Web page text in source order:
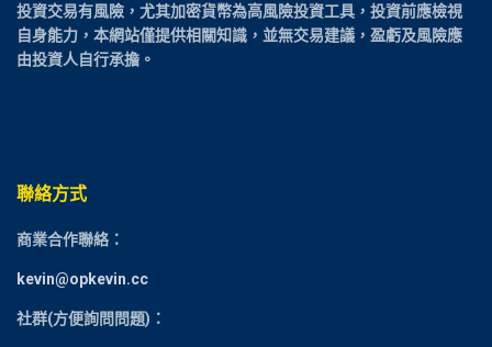
投資交易有風險，尤其加密貨幣為高風險投資工具，投資前應檢視
自身能力，本網站僅提供相關知識，並無交易建議，盈虧及風險應
由投資人自行承擔。
聯絡方式
商業合作聯絡：
kevin@opkevin.cc
社群(方便詢問問題)：